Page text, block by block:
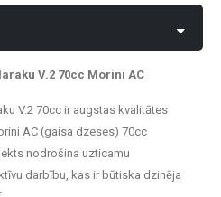
V.2 70cc Morini AC
V.2 70cc ir augstas kvalitātes
AC (gaisa dzeses) 70cc
nodrošina uzticamu
darbību, kas ir būtiska dzinēja